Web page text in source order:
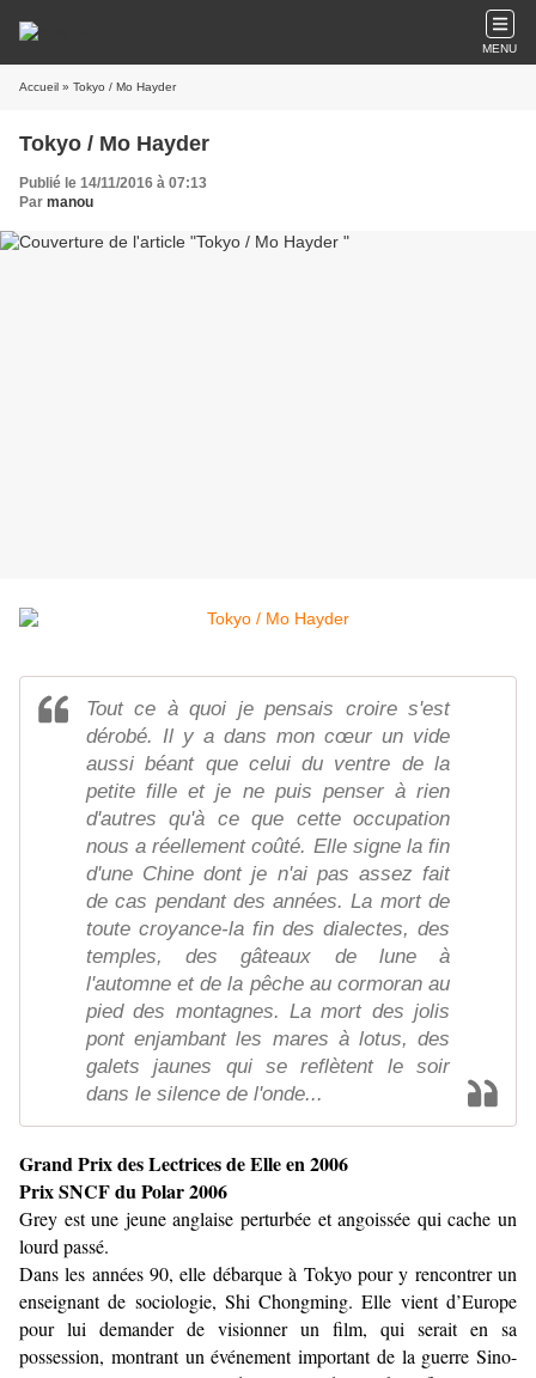
MENU
Accueil » Tokyo / Mo Hayder
Tokyo / Mo Hayder
Publié le 14/11/2016 à 07:13
Par manou
Tout ce à quoi je pensais croire s'est
dérobé. Il y a dans mon cœur un vide
aussi béant que celui du ventre de la
petite fille et je ne puis penser à rien
d'autres qu'à ce que cette occupation
nous a réellement coûté. Elle signe la fin
d'une Chine dont je n'ai pas assez fait
de cas pendant des années. La mort de
toute croyance-la fin des dialectes, des
temples, des gâteaux de lune à
l'automne et de la pêche au cormoran au
pied des montagnes. La mort des jolis
pont enjambant les mares à lotus, des
galets jaunes qui se reflètent le soir
dans le silence de l'onde...
Grand Prix des Lectrices de Elle en 2006
Prix SNCF du Polar 2006
Grey est une jeune anglaise perturbée et angoissée qui cache un
lourd passé.
Dans les années 90, elle débarque à Tokyo pour y rencontrer un
enseignant de sociologie, Shi Chongming. Elle vient d’Europe
pour lui demander de visionner un film, qui serait en sa
possession, montrant un événement important de la guerre Sino-